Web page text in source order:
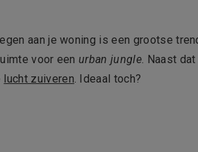
aan je woning is een grootse
voor een urban jungle. Naast dat
lucht zuiveren . Ideaal toch?